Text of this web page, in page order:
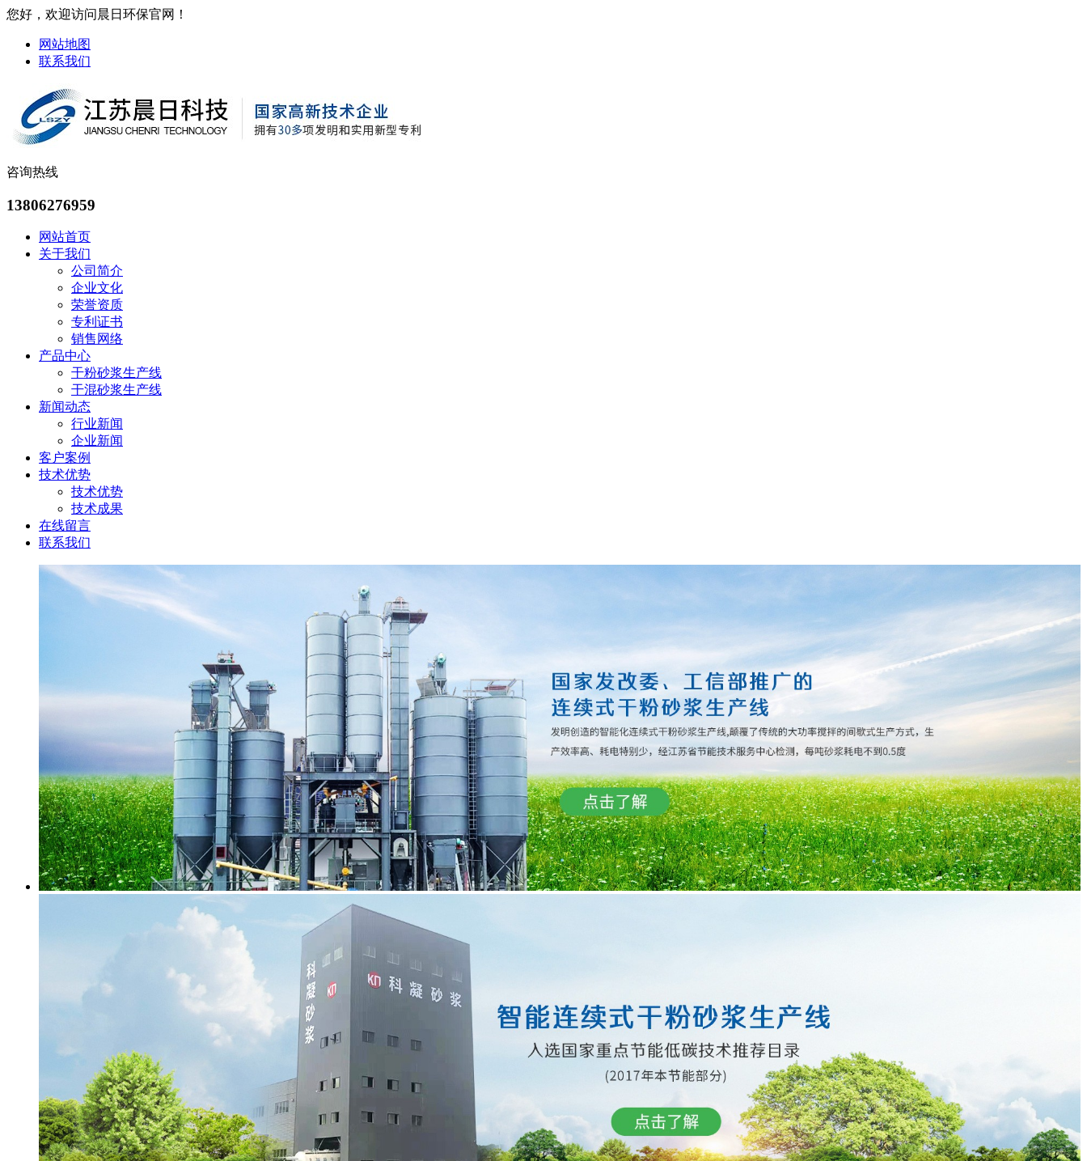
您好，欢迎访问晨日环保官网！
网站地图
联系我们
咨询热线
13806276959
网站首页
关于我们
公司简介
企业文化
荣誉资质
专利证书
销售网络
产品中心
干粉砂浆生产线
干混砂浆生产线
新闻动态
行业新闻
企业新闻
客户案例
技术优势
技术优势
技术成果
在线留言
联系我们